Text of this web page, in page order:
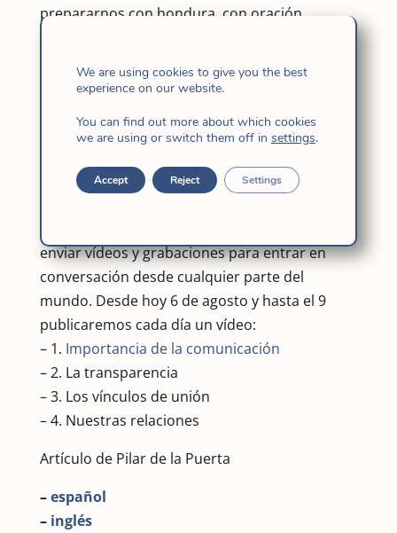
prepararnos con hondura, con oración,
Inez Furtado fi, que reflexiona con todas las
Precisamente Pilar de la Puerta fi publicó en
“La comunicación, modo de ser de Dios y de
enviar vídeos y grabaciones para entrar en
conversación desde cualquier parte del
mundo. Desde hoy 6 de agosto y hasta el 9
publicaremos cada día un vídeo:
– 1. Importancia de la comunicación
– 2. La transparencia
– 3. Los vínculos de unión
– 4. Nuestras relaciones
Artículo de Pilar de la Puerta
–español
– inglés
We are using cookies to give you the best
experience on our website.
You can find out more about which cookies
we are using or switch them off in settings.
Accept Reject Settings